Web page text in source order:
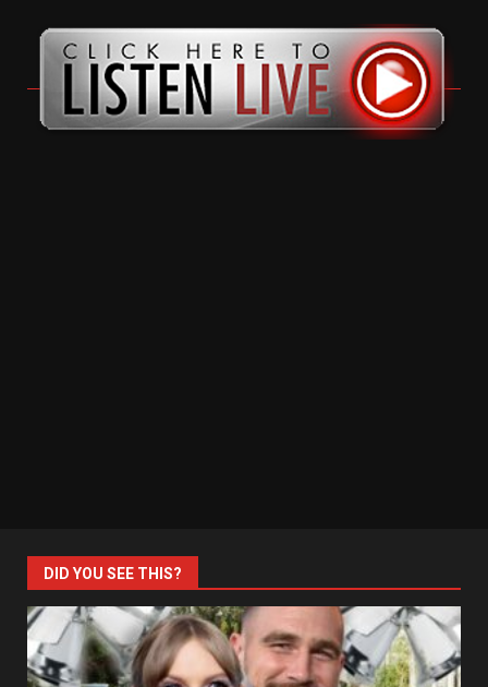
DID YOU SEE THIS?